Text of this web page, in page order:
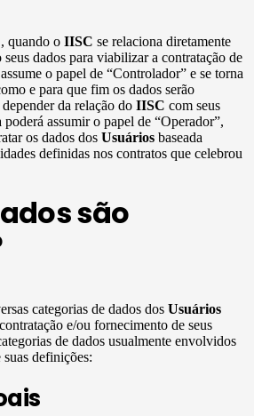
quando o IISC se relaciona diretamente
seus dados para viabilizar a contratação de
o papel de “Controlador” e se torna
e para que fim os dados serão
da relação do IISC com seus
assumir o papel de “Operador”,
os dados dos Usuários baseada
definidas nos contratos que celebrou
são
categorias de dados dos Usuários
e/ou fornecimento de seus
de dados usualmente envolvidos
suas definições: